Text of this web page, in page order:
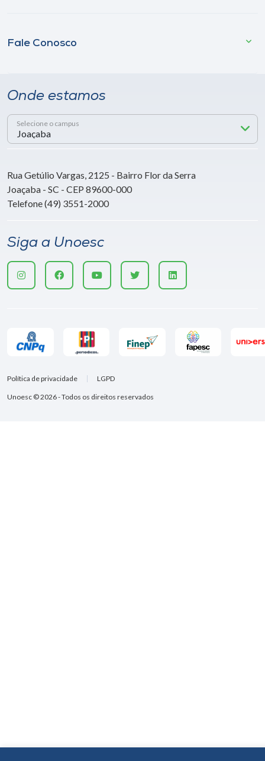
Fale Conosco
Onde estamos
Selecione o campus
Rua Getúlio Vargas, 2125 - Bairro Flor da Serra
Joaçaba - SC - CEP 89600-000
Telefone (49) 3551-2000
Siga a Unoesc
Unoesc © 2026 - Todos os direitos reservados
Política de privacidade LGPD